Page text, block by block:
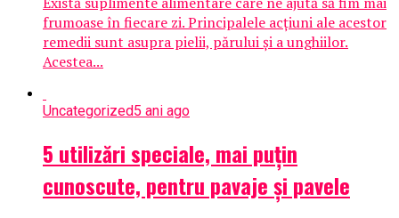
frumoase în fiecare zi. Principalele acțiuni ale acestor
remedii sunt asupra pielii, părului și a unghiilor.
Acestea...
Uncategorized5 ani ago
5 utilizări speciale, mai puțin
cunoscute, pentru pavaje și pavele